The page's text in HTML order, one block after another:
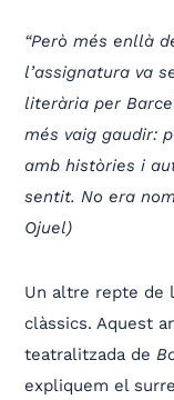
“Però més enllà
l’assignatura va
literària per
més vaig gaudir:
amb històries i
sentit. No era
Ojuel)
Un altre repte de
clàssics. Aquest
teatralitzada de
expliquem el